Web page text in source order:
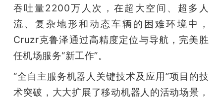
吞吐量2200万人次，在超大空间、超多人
流、复杂地形和动态车辆的困难环境中，
Cruzr克鲁泽通过高精度定位与导航，完美胜
任机场服务“新工作”。
“全自主服务机器人关键技术及应用”项目的技
术突破，大大扩展了移动机器人的活动场景，